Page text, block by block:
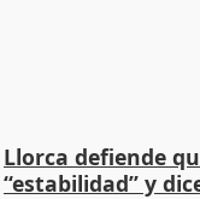
Llorca defiende
“estabilidad” y